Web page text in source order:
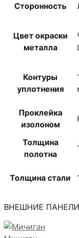
Сторонность
Цвет окраски
металла
Контуры
уплотнения
Проклейка
изолоном
Толщина
полотна
Толщина стали
ВНЕШНИЕ